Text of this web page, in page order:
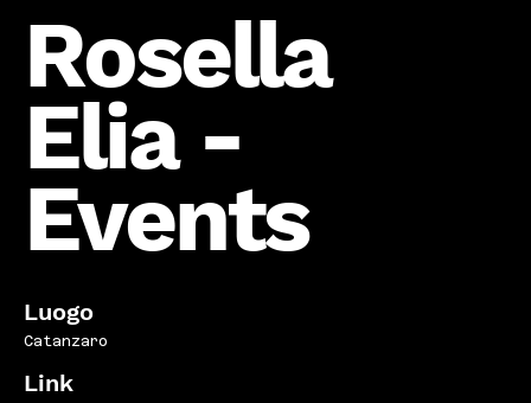
Rosella
Elia -
Events
Luogo
Catanzaro
Link